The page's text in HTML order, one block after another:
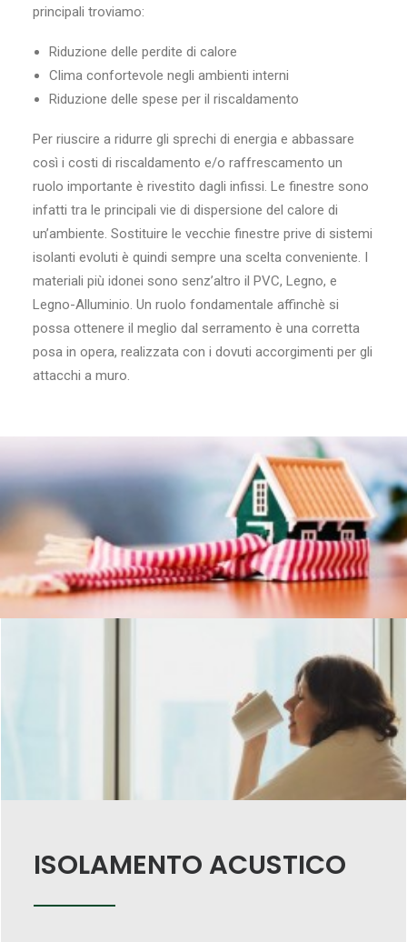
principali troviamo:
Riduzione delle perdite di calore
Clima confortevole negli ambienti interni
Riduzione delle spese per il riscaldamento
Per riuscire a ridurre gli sprechi di energia e abbassare
così i costi di riscaldamento e/o raffrescamento un
ruolo importante è rivestito dagli infissi. Le finestre sono
infatti tra le principali vie di dispersione del calore di
un’ambiente. Sostituire le vecchie finestre prive di sistemi
isolanti evoluti è quindi sempre una scelta conveniente. I
materiali più idonei sono senz’altro il PVC, Legno, e
Legno-Alluminio. Un ruolo fondamentale affinchè si
possa ottenere il meglio dal serramento è una corretta
posa in opera, realizzata con i dovuti accorgimenti per gli
attacchi a muro.
ISOLAMENTO ACUSTICO